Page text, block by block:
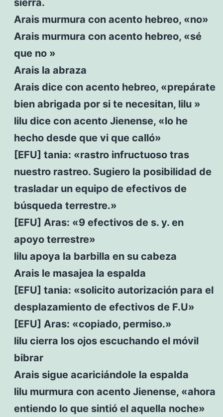
Arais murmura con acento hebreo, «no»
Arais murmura con acento hebreo, «sé
que no »
Arais la abraza
Arais dice con acento hebreo, «prepárate
bien abrigada por si te necesitan, lilu »
lilu dice con acento Jienense, «lo he
hecho desde que vi que calló»
[EFU] tania: «rastro infructuoso tras
nuestro rastreo. Sugiero la posibilidad de
trasladar un equipo de efectivos de
búsqueda terrestre.»
[EFU] Aras: «9 efectivos de s. y. en
apoyo terrestre»
lilu apoya la barbilla en su cabeza
Arais le masajea la espalda
[EFU] tania: «solicito autorización para el
desplazamiento de efectivos de F.U»
[EFU] Aras: «copiado, permiso.»
lilu cierra los ojos escuchando el móvil
bibrar
Arais sigue acariciándole la espalda
lilu murmura con acento Jienense, «ahora
entiendo lo que sintió el aquella noche»